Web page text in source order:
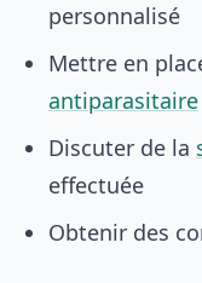
personnalisé
Mettre en
antiparasitaire
Discuter de la
effectuée
Obtenir des